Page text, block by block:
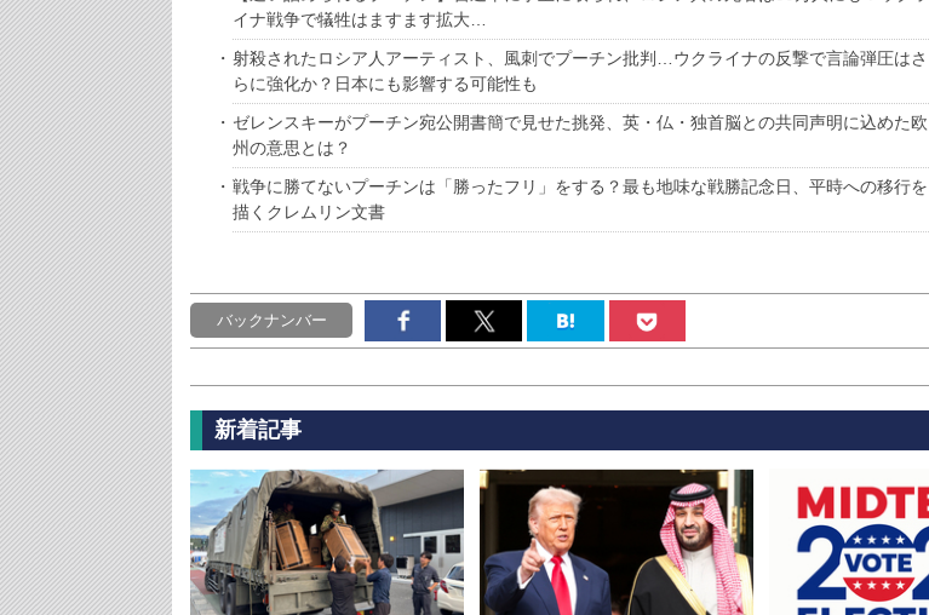
イナ戦争で犠牲はますます拡大…
射殺されたロシア人アーティスト、風刺でプーチン批判…ウクライナの反撃で言論弾圧はさ
らに強化か？日本にも影響する可能性も
ゼレンスキーがプーチン宛公開書簡で見せた挑発、英・仏・独首脳との共同声明に込めた欧
州の意思とは？
戦争に勝てないプーチンは「勝ったフリ」をする？最も地味な戦勝記念日、平時への移行を
描くクレムリン文書
バックナンバー
新着記事